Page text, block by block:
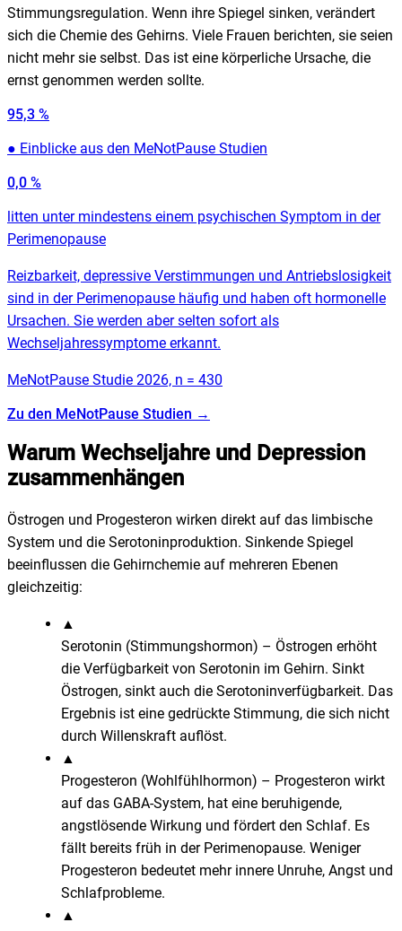
Stimmungsregulation. Wenn ihre Spiegel sinken, verändert
sich die Chemie des Gehirns. Viele Frauen berichten, sie seien
nicht mehr sie selbst. Das ist eine körperliche Ursache, die
ernst genommen werden sollte.
95,3 %
● Einblicke aus den MeNotPause Studien
0,0 %
litten unter mindestens einem psychischen Symptom in der
Perimenopause
Reizbarkeit, depressive Verstimmungen und Antriebslosigkeit
sind in der Perimenopause häufig und haben oft hormonelle
Ursachen. Sie werden aber selten sofort als
Wechseljahressymptome erkannt.
MeNotPause Studie 2026, n = 430
Zu den MeNotPause Studien →
Warum Wechseljahre und Depression
zusammenhängen
Östrogen und Progesteron wirken direkt auf das limbische
System und die Serotoninproduktion. Sinkende Spiegel
beeinflussen die Gehirnchemie auf mehreren Ebenen
gleichzeitig:
▲
Serotonin (Stimmungshormon) – Östrogen erhöht
die Verfügbarkeit von Serotonin im Gehirn. Sinkt
Östrogen, sinkt auch die Serotoninverfügbarkeit. Das
Ergebnis ist eine gedrückte Stimmung, die sich nicht
durch Willenskraft auflöst.
▲
Progesteron (Wohlfühlhormon) – Progesteron wirkt
auf das GABA-System, hat eine beruhigende,
angstlösende Wirkung und fördert den Schlaf. Es
fällt bereits früh in der Perimenopause. Weniger
Progesteron bedeutet mehr innere Unruhe, Angst und
Schlafprobleme.
▲